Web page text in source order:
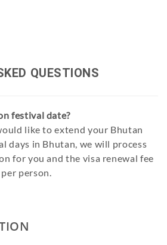
QUESTIONS
festival date?
like to extend your Bhutan
days in Bhutan, we will process
for you and the visa renewal fee
person.